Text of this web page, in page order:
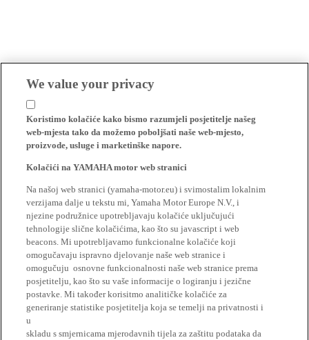
We value your privacy
Koristimo kolačiće kako bismo razumjeli posjetitelje našeg
web-mjesta tako da možemo poboljšati naše web-mjesto,
proizvode, usluge i marketinške napore.
Kolačići na YAMAHA motor web stranici
Na našoj web stranici (yamaha-motor.eu) i svimostalim lokalnim
verzijama dalje u tekstu mi, Yamaha Motor Europe N.V., i
njezine podružnice upotrebljavaju kolačiće uključujući
tehnologije slične kolačićima, kao što su javascript i web
beacons. Mi upotrebljavamo funkcionalne kolačiće koji
omogučavaju ispravno djelovanje naše web stranice i
omogučuju osnovne funkcionalnosti naše web stranice prema
posjetitelju, kao što su vaše informacije o logiranju i jezične
postavke. Mi također korisitmo analitičke kolačiće za
generiranje statistike posjetitelja koja se temelji na privatnosti i
u
skladu s smjernicama mjerodavnih tijela za zaštitu podataka da